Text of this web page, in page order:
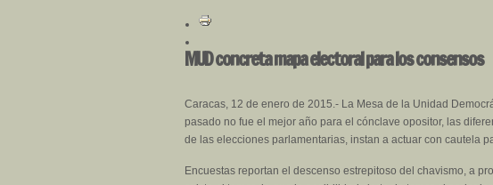
MUD concreta mapa electoral para los consensos
Caracas, 12 de enero de 2015.- La Mesa de la Unidad
pasado no fue el mejor año para el cónclave opositor, las
de las elecciones parlamentarias, instan a actuar con cautela
Encuestas reportan el descenso estrepitoso del chavismo, a